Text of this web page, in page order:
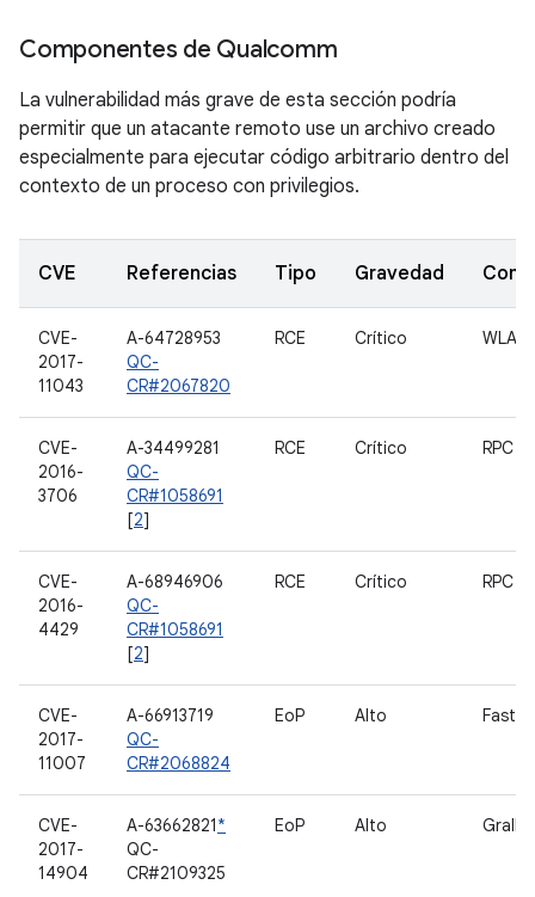
Componentes de Qualcomm
La vulnerabilidad más grave de esta sección podría
permitir que un atacante remoto use un archivo creado
especialmente para ejecutar código arbitrario dentro del
contexto de un proceso con privilegios.
CVE Referencias Tipo Gravedad
CVE-
2017-
11043
A-64728953
QC-
CR#2067820
RCE Crítico WLAN
CVE-
2016-
3706
A-34499281
QC-
CR#1058691
[2]
RCE Crítico RPC
CVE-
2016-
4429
A-68946906
QC-
CR#1058691
[2]
RCE Crítico RPC
CVE-
2017-
11007
A-66913719
QC-
CR#2068824
EoP Alto
CVE-
2017-
14904
A-63662821*
QC-
CR#2109325
EoP Alto